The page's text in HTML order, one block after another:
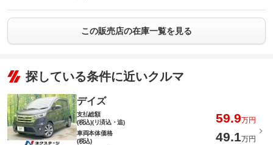
この販売店の在庫一覧を見る
探している条件に近いクルマ
デイズ
支払総額
(税込)(リ済込・追)
59.9万円
車両本体価格
(税込)
49.1万円